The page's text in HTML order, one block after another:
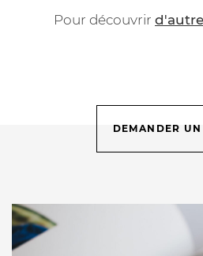
Pour découvrir
DEMANDER